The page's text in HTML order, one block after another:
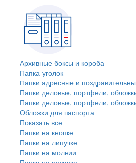
Архивные боксы и короба
Папка-уголок
Папки адресные и
Папки деловые, портфели,
Папки деловые, портфели,
Обложки для паспорта
Показать все
Папки на кнопке
Папки на липучке
Папки на молнии